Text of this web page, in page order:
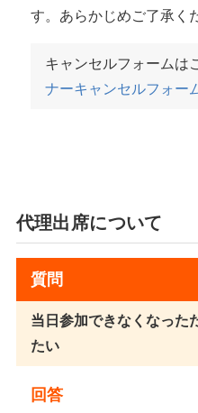
す。あらかじめご了承く
キャンセルフォームは
ナーキャンセルフォー
代理出席について
質問
当日参加できなくなった
たい
回答